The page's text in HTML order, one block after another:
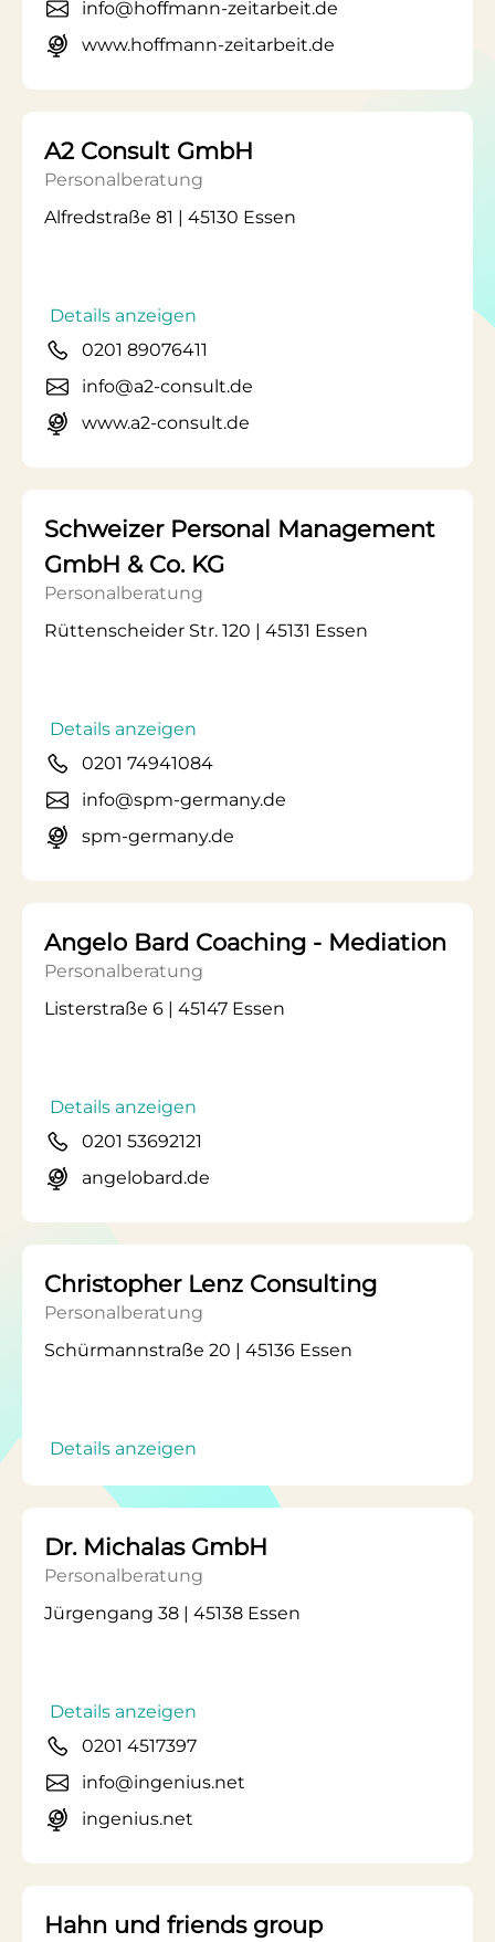
info@hoffmann-zeitarbeit.de
www.hoffmann-zeitarbeit.de
A2 Consult GmbH
Personalberatung
Alfredstraße 81 | 45130 Essen
Details anzeigen
0201 89076411
info@a2-consult.de
www.a2-consult.de
Schweizer Personal Management
GmbH & Co. KG
Personalberatung
Rüttenscheider Str. 120 | 45131 Essen
Details anzeigen
0201 74941084
info@spm-germany.de
spm-germany.de
Angelo Bard Coaching - Mediation
Personalberatung
Listerstraße 6 | 45147 Essen
Details anzeigen
0201 53692121
angelobard.de
Christopher Lenz Consulting
Personalberatung
Schürmannstraße 20 | 45136 Essen
Details anzeigen
Dr. Michalas GmbH
Personalberatung
Jürgengang 38 | 45138 Essen
Details anzeigen
0201 4517397
info@ingenius.net
ingenius.net
Hahn und friends group